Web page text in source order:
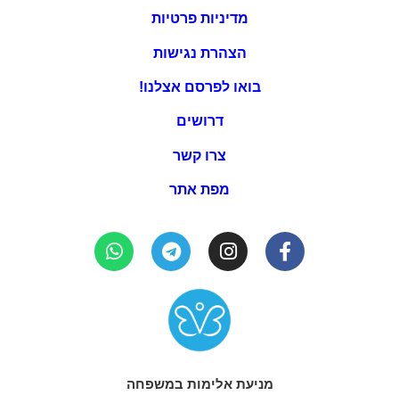
מדיניות פרטיות
הצהרת נגישות
בואו לפרסם אצלנו!
דרושים
צרו קשר
מפת אתר
מניעת אלימות במשפחה